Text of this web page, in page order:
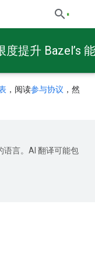
提升 Bazel’s
，阅读参与协议 ，然
语言。AI 翻译可能包